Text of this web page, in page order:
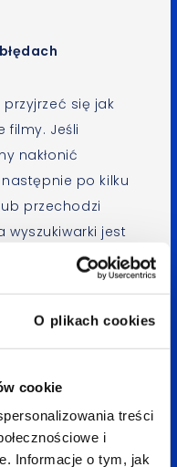
O plikach cookies
cookie
treści
i
Informacje o tym, jak
się jak
filmy. Jeśli
nakłonić
po kilku
przechodzi
wyszukiwarki jest
w taki sposób,
filmu również
zbyt krótki,
również
wyszukiwarek.